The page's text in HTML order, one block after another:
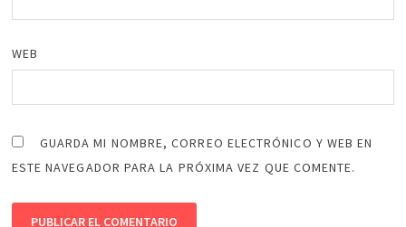
WEB
GUARDA MI NOMBRE, CORREO ELECTRÓNICO Y WEB EN
ESTE NAVEGADOR PARA LA PRÓXIMA VEZ QUE COMENTE.